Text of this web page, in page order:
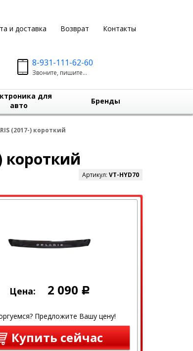
и доставка Возврат Контакты
8-931-111-62-60
Звоните, пишите...
для
авто
Бренды
(2017-) короткий
короткий
Артикул: VT-HYD70
Цена: 2 090 Р
Предложите Вашу цену!
Купить сейчас